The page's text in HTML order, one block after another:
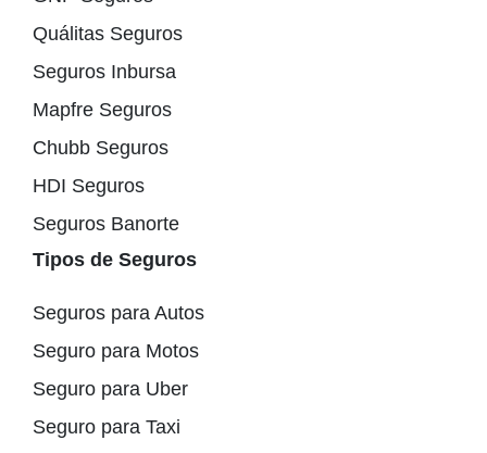
Quálitas Seguros
Seguros Inbursa
Mapfre Seguros
Chubb Seguros
HDI Seguros
Seguros Banorte
Tipos de Seguros
Seguros para Autos
Seguro para Motos
Seguro para Uber
Seguro para Taxi